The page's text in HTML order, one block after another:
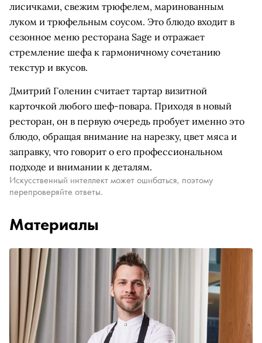
лисичками, свежим трюфелем, маринованным
луком и трюфельным соусом. Это блюдо входит в
сезонное меню ресторана Sage и отражает
стремление шефа к гармоничному сочетанию
текстур и вкусов.
Дмитрий Голенин считает тартар визитной
карточкой любого шеф-повара. Приходя в новый
ресторан, он в первую очередь пробует именно это
блюдо, обращая внимание на нарезку, цвет мяса и
заправку, что говорит о его профессиональном
подходе и внимании к деталям.
Искусственный интеллект может ошибаться, поэтому
перепроверяйте ответы.
Материалы